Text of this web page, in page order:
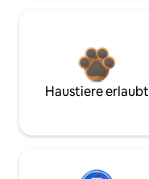
Haustiere erlaubt